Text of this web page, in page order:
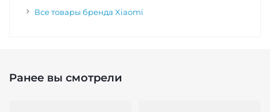
Все товары бренда Xiaomi
Ранее вы смотрели